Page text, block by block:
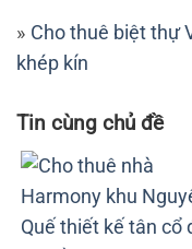
Cho thuê biệt thự
khép kín
Tin cùng chủ đề